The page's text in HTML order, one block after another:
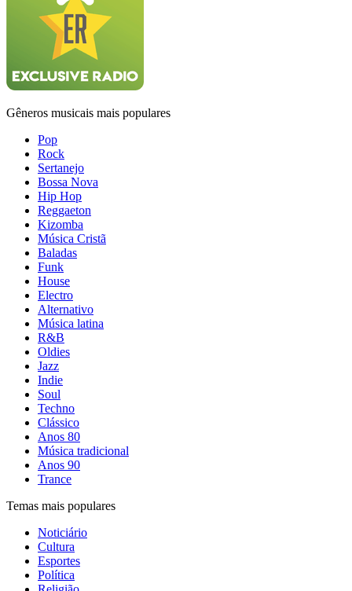
Gêneros musicais mais populares
Pop
Rock
Sertanejo
Bossa Nova
Hip Hop
Reggaeton
Kizomba
Música Cristã
Baladas
Funk
House
Electro
Alternativo
Música latina
R&B
Oldies
Jazz
Indie
Soul
Techno
Clássico
Anos 80
Música tradicional
Anos 90
Trance
Temas mais populares
Noticiário
Cultura
Esportes
Política